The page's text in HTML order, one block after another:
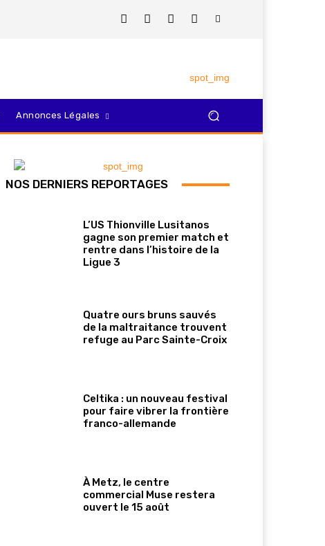
Annonces Légales
NOS DERNIERS REPORTAGES
L’US Thionville Lusitanos
gagne son premier match et
rentre dans l’histoire de la
Ligue 3
Quatre ours bruns sauvés
de la maltraitance trouvent
refuge au Parc Sainte-Croix
Celtika : un nouveau festival
pour faire vibrer la frontière
franco-allemande
À Metz, le centre
commercial Muse restera
ouvert le 15 août